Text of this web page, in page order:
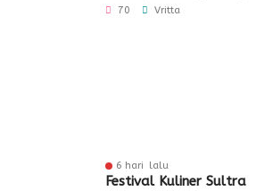
Industri Keuangan
70 Vritta
6 hari lalu
Festival Kuliner Sultra